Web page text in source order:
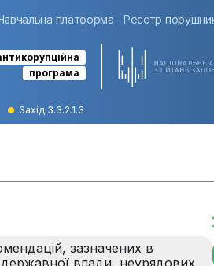
платформа Реєстр
програма
Захід 3.3.2.1.3
зазначених в
державної влади, неурядових